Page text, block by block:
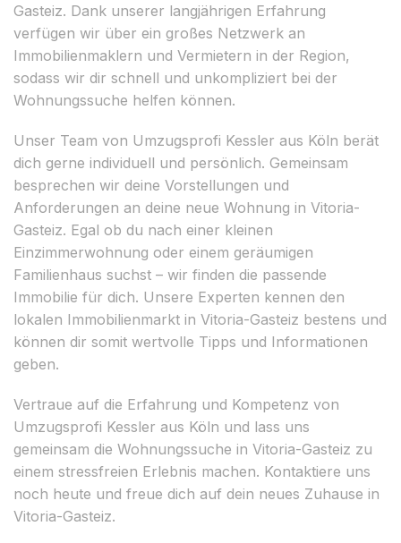
Gasteiz. Dank unserer langjährigen Erfahrung
verfügen wir über ein großes Netzwerk an
Immobilienmaklern und Vermietern in der Region,
sodass wir dir schnell und unkompliziert bei der
Wohnungssuche helfen können.
Unser Team von Umzugsprofi Kessler aus Köln berät
dich gerne individuell und persönlich. Gemeinsam
besprechen wir deine Vorstellungen und
Anforderungen an deine neue Wohnung in Vitoria-
Gasteiz. Egal ob du nach einer kleinen
Einzimmerwohnung oder einem geräumigen
Familienhaus suchst – wir finden die passende
Immobilie für dich. Unsere Experten kennen den
lokalen Immobilienmarkt in Vitoria-Gasteiz bestens und
können dir somit wertvolle Tipps und Informationen
geben.
Vertraue auf die Erfahrung und Kompetenz von
Umzugsprofi Kessler aus Köln und lass uns
gemeinsam die Wohnungssuche in Vitoria-Gasteiz zu
einem stressfreien Erlebnis machen. Kontaktiere uns
noch heute und freue dich auf dein neues Zuhause in
Vitoria-Gasteiz.